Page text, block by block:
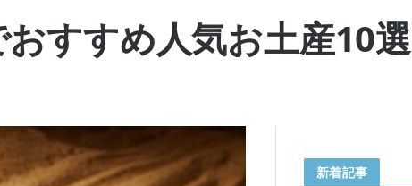
すすめ人気お土産10選
新着記事